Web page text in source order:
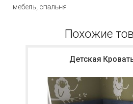
мебель, спальня
Похожие
Детская